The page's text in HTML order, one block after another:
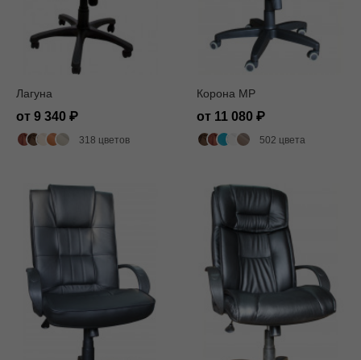
Лагуна
от 9 340
318 цветов
Корона MP
от 11 080
502 цвета